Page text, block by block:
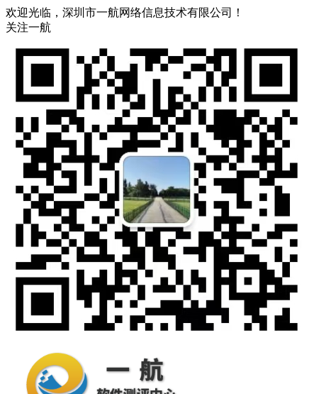
欢迎光临，深圳市一航网络信息技术有限公司！
关注一航